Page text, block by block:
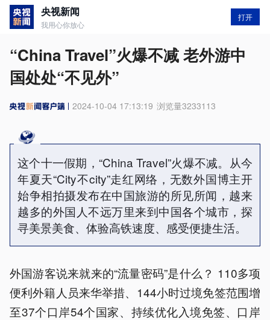
央视新闻
我用心你放心
打开
“China Travel”火爆不减 老外游中
国处处“不见外”
2024-10-04 17:13:19 浏览量3233113
这个十一假期，“China Travel”火爆不减。从今
年夏天“City不city”走红网络，无数外国博主开
始争相拍摄发布在中国旅游的所见所闻，越来
越多的外国人不远万里来到中国各个城市，探
寻美景美食、体验高铁速度、感受便捷生活。
外国游客说来就来的“流量密码”是什么？ 110多项
便利外籍人员来华举措、144小时过境免签范围增
至37个口岸54个国家、持续优化入境免签、口岸